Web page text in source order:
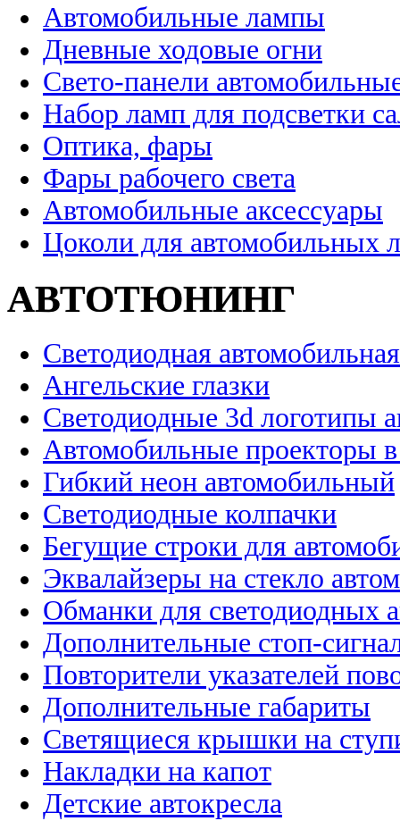
Автомобильные лампы
Дневные ходовые огни
Свето-панели
Набор ламп для подсветки
Оптика, фары
Фары рабочего света
Автомобильные аксессуары
Цоколи для автомобильных
АВТОТЮНИНГ
Светодиодная
Ангельские глазки
Светодиодные 3d логотипы
Автомобильные проекторы
Гибкий неон автомобильный
Светодиодные колпачки
Бегущие строки для
Эквалайзеры на стекло
Обманки для светодиодных
Дополнительные стоп-
Повторители указателей
Дополнительные габариты
Светящиеся крышки на
Накладки на капот
Детские автокресла